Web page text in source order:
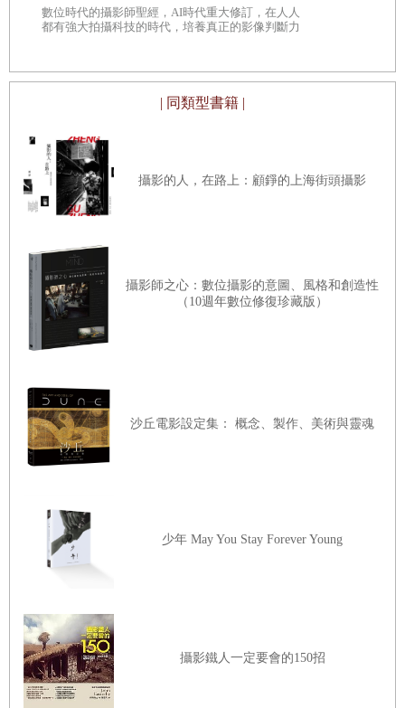
數位時代的攝影師聖經，AI時代重大修訂，在人人
都有強大拍攝科技的時代，培養真正的影像判斷力
| 同類型書籍 |
攝影的人，在路上：顧錚的上海街頭攝影
攝影師之心：數位攝影的意圖、風格和創造性
（10週年數位修復珍藏版）
沙丘電影設定集： 概念、製作、美術與靈魂
少年 May You Stay Forever Young
攝影鐵人一定要會的150招